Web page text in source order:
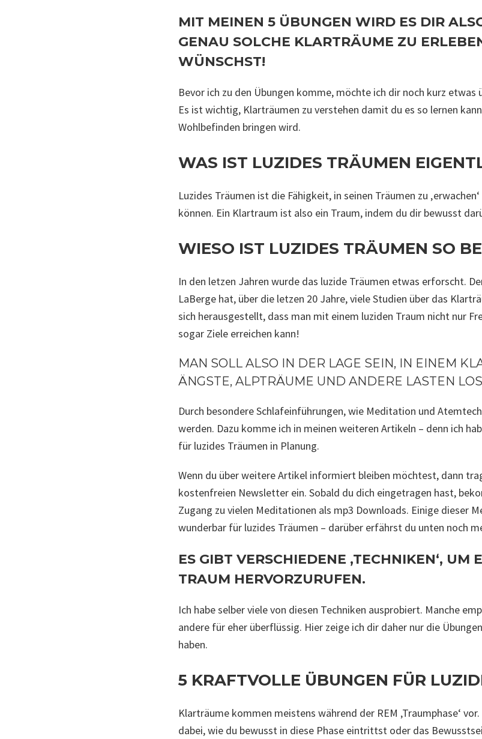
MIT MEINEN 5 ÜBUNGEN WIRD ES DIR
GENAU SOLCHE KLARTRÄUME ZU
WÜNSCHST!
Bevor ich zu den Übungen komme, möchte ich dir noch kurz etwas
Es ist wichtig, Klarträumen zu verstehen damit du es so lernen
Wohlbefinden bringen wird.
WAS IST LUZIDES TRÄUMEN
Luzides Träumen ist die Fähigkeit, in seinen Träumen zu
können. Ein Klartraum ist also ein Traum, indem du dir bewusst
WIESO IST LUZIDES TRÄUMEN SO
In den letzen Jahren wurde das luzide Träumen etwas erforscht.
LaBerge hat, über die letzen 20 Jahre, viele Studien über das
sich herausgestellt, dass man mit einem luziden Traum nicht nur
sogar Ziele erreichen kann!
MAN SOLL ALSO IN DER LAGE SEIN, IN EINEM
ÄNGSTE, ALPTRÄUME UND ANDERE LASTEN
Durch besondere Schlafeinführungen, wie Meditation und
werden. Dazu komme ich in meinen weiteren Artikeln – denn ich
für luzides Träumen in Planung.
Wenn du über weitere Artikel informiert bleiben möchtest, dann
kostenfreien Newsletter ein. Sobald du dich eingetragen hast,
Zugang zu vielen Meditationen als mp3 Downloads. Einige dieser
wunderbar für luzides Träumen – darüber erfährst du unten noch
ES GIBT VERSCHIEDENE ‚TECHNIKEN‘, UM
TRAUM HERVORZURUFEN.
Ich habe selber viele von diesen Techniken ausprobiert. Manche
andere für eher überflüssig. Hier zeige ich dir daher nur die
haben.
5 KRAFTVOLLE ÜBUNGEN FÜR
Klarträume kommen meistens während der REM ‚Traumphase‘
dabei, wie du bewusst in diese Phase eintrittst oder das